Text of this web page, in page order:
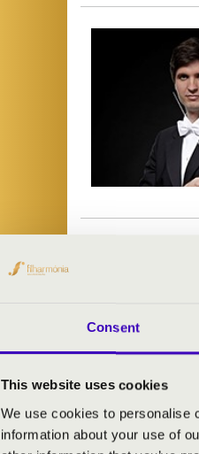
Consent
This website uses cookies
We use cookies to personalise
information about your use of